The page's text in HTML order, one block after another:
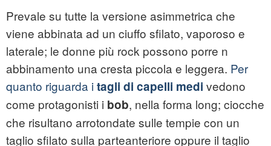
Prevale su tutte la versione asimmetrica che
viene abbinata ad un ciuffo sfilato, vaporoso e
laterale; le donne più rock possono porre n
abbinamento una cresta piccola e leggera. Per
quanto riguarda itagli di capelli medi vedono
come protagonisti i bob, nella forma long; ciocche
che risultano arrotondate sulle tempie con un
taglio sfilato sulla parteanteriore oppure il taglio